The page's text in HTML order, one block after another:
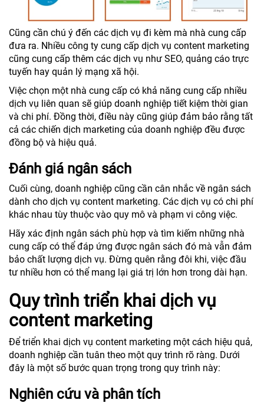
Cũng cần chú ý đến các dịch vụ đi kèm mà nhà cung cấp
đưa ra. Nhiều công ty cung cấp dịch vụ content marketing
cũng cung cấp thêm các dịch vụ như SEO, quảng cáo trực
tuyến hay quản lý mạng xã hội.
Việc chọn một nhà cung cấp có khả năng cung cấp nhiều
dịch vụ liên quan sẽ giúp doanh nghiệp tiết kiệm thời gian
và chi phí. Đồng thời, điều này cũng giúp đảm bảo rằng tất
cả các chiến dịch marketing của doanh nghiệp đều được
đồng bộ và hiệu quả.
Đánh giá ngân sách
Cuối cùng, doanh nghiệp cũng cần cân nhắc về ngân sách
dành cho dịch vụ content marketing. Các dịch vụ có chi phí
khác nhau tùy thuộc vào quy mô và phạm vi công việc.
Hãy xác định ngân sách phù hợp và tìm kiếm những nhà
cung cấp có thể đáp ứng được ngân sách đó mà vẫn đảm
bảo chất lượng dịch vụ. Đừng quên rằng đôi khi, việc đầu
tư nhiều hơn có thể mang lại giá trị lớn hơn trong dài hạn.
Quy trình triển khai dịch vụ
content marketing
Để triển khai dịch vụ content marketing một cách hiệu quả,
doanh nghiệp cần tuân theo một quy trình rõ ràng. Dưới
đây là một số bước quan trọng trong quy trình này:
Nghiên cứu và phân tích